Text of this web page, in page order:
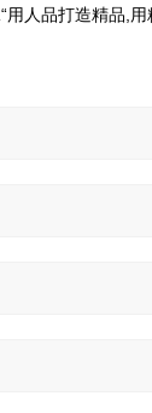
用人品打造精品,